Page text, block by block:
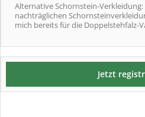
Alternative Schornstein-
nachträglichen
mich bereits für die Doppelstehfalz-
Jetzt